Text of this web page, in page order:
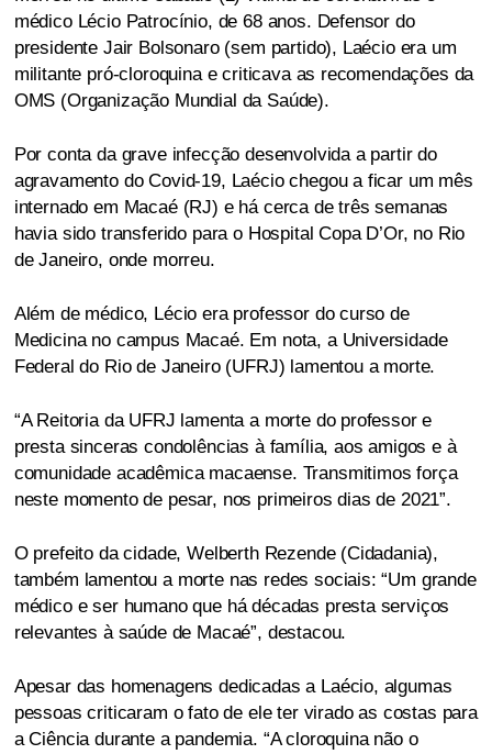
médico Lécio Patrocínio, de 68 anos. Defensor do
presidente Jair Bolsonaro (sem partido), Laécio era um
militante pró-cloroquina e criticava as recomendações da
OMS (Organização Mundial da Saúde).
Por conta da grave infecção desenvolvida a partir do
agravamento do Covid-19, Laécio chegou a ficar um mês
internado em Macaé (RJ) e há cerca de três semanas
havia sido transferido para o Hospital Copa D’Or, no Rio
de Janeiro, onde morreu.
Além de médico, Lécio era professor do curso de
Medicina no campus Macaé. Em nota, a Universidade
Federal do Rio de Janeiro (UFRJ) lamentou a morte.
“A Reitoria da UFRJ lamenta a morte do professor e
presta sinceras condolências à família, aos amigos e à
comunidade acadêmica macaense. Transmitimos força
neste momento de pesar, nos primeiros dias de 2021”.
O prefeito da cidade, Welberth Rezende (Cidadania),
também lamentou a morte nas redes sociais: “Um grande
médico e ser humano que há décadas presta serviços
relevantes à saúde de Macaé”, destacou.
Apesar das homenagens dedicadas a Laécio, algumas
pessoas criticaram o fato de ele ter virado as costas para
a Ciência durante a pandemia. “A cloroquina não o